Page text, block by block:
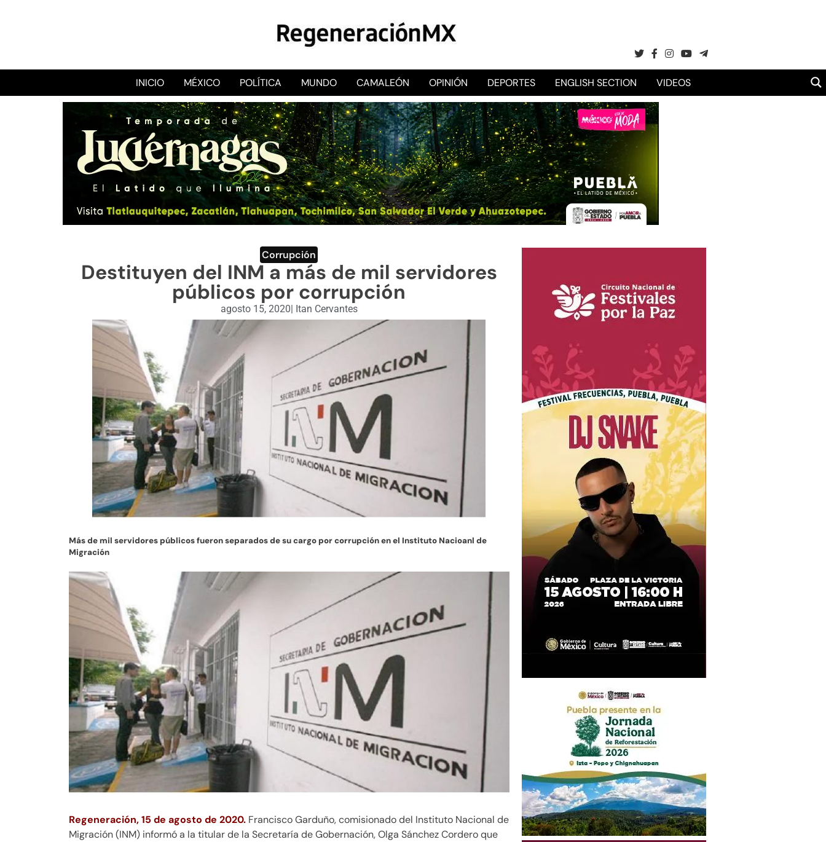
RegeneraciónMX
Sitio de noticias libre e independiente
INICIO MÉXICO POLÍTICA MUNDO CAMALEÓN OPINIÓN DEPORTES ENGLISH SECTION VIDEOS
Corrupción
Destituyen del INM a más de mil servidores
públicos por corrupción
agosto 15, 2020 Itan Cervantes
Más de mil servidores públicos fueron separados de su cargo por corrupción en el Instituto Nacioanl de
Migración
Regeneración, 15 de agosto de 2020. Francisco Garduño, comisionado del Instituto Nacional de
Migración (INM) informó a la titular de la Secretaría de Gobernación, Olga Sánchez Cordero que